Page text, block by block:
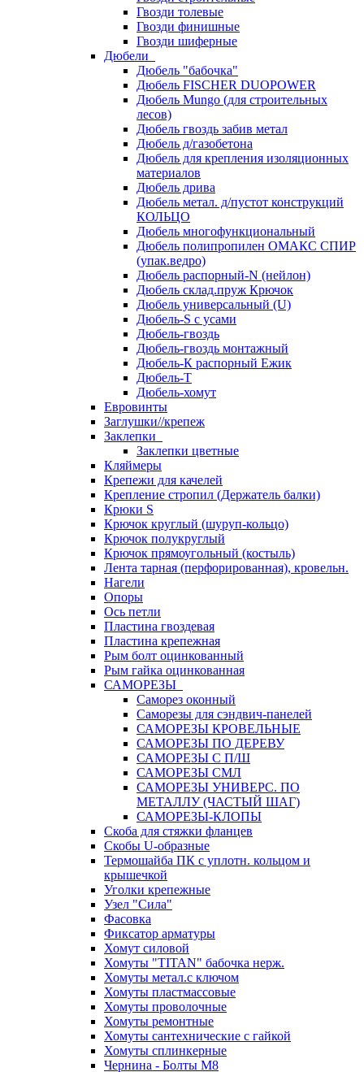
Гвозди толевые
Гвозди финишные
Гвозди шиферные
Дюбели
Дюбель "бабочка"
Дюбель FISCHER DUOPOWER
Дюбель Mungo (для строительных
лесов)
Дюбель гвоздь забив метал
Дюбель д/газобетона
Дюбель для крепления изоляционных
материалов
Дюбель дрива
Дюбель метал. д/пустот конструкций
КОЛЬЦО
Дюбель многофункциональный
Дюбель полипропилен ОМАКС СПИР
(упак.ведро)
Дюбель распорный-N (нейлон)
Дюбель склад.пруж Крючок
Дюбель универсальный (U)
Дюбель-S с усами
Дюбель-гвоздь
Дюбель-гвоздь монтажный
Дюбель-К распорный Ежик
Дюбель-Т
Дюбель-хомут
Евровинты
Заглушки//крепеж
Заклепки
Заклепки цветные
Кляймеры
Крепежи для качелей
Крепление стропил (Держатель балки)
Крюки S
Крючок круглый (шуруп-кольцо)
Крючок полукруглый
Крючок прямоугольный (костыль)
Лента тарная (перфорированная), кровельн.
Нагели
Опоры
Ось петли
Пластина гвоздевая
Пластина крепежная
Рым болт оцинкованный
Рым гайка оцинкованная
САМОРЕЗЫ
Саморез оконный
Саморезы для сэндвич-панелей
САМОРЕЗЫ КРОВЕЛЬНЫЕ
САМОРЕЗЫ ПО ДЕРЕВУ
САМОРЕЗЫ С П/Ш
САМОРЕЗЫ СМЛ
САМОРЕЗЫ УНИВЕРС. ПО
МЕТАЛЛУ (ЧАСТЫЙ ШАГ)
САМОРЕЗЫ-КЛОПЫ
Скоба для стяжки фланцев
Скобы U-образные
Термошайба ПК с уплотн. кольцом и
крышечкой
Уголки крепежные
Узел "Сила"
Фасовка
Фиксатор арматуры
Хомут силовой
Хомуты "TITAN" бабочка нерж.
Хомуты метал.с ключом
Хомуты пластмассовые
Хомуты проволочные
Хомуты ремонтные
Хомуты сантехнические с гайкой
Хомуты сплинкерные
Чернина - Болты М8